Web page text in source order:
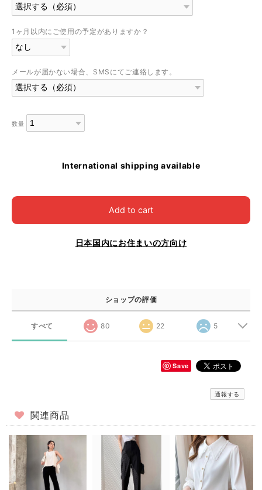
1ヶ月以内にご使用の予定がありますか？
メールが届かない場合、SMSにてご連絡します。
数量
International shipping available
Add to cart
日本国内にお住まいの方向け
ショップの評価
すべて 80 22 5
Save
通報する
関連商品